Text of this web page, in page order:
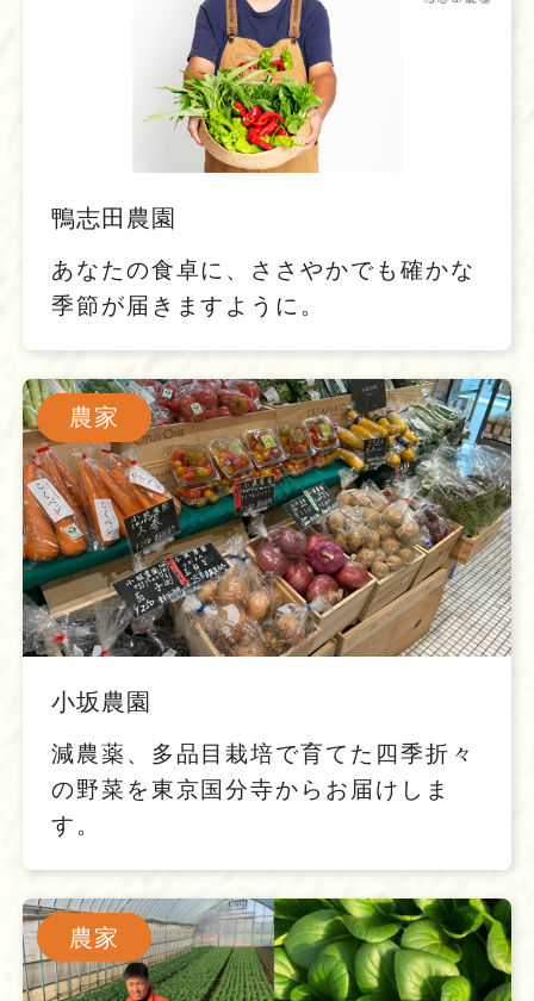
鴨志田農園
あなたの食卓に、ささやかでも確かな
季節が届きますように。
農家
小坂農園
減農薬、多品目栽培で育てた四季折々
の野菜を東京国分寺からお届けしま
す。
農家